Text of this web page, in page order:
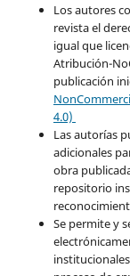
Los autores
revista el
igual que
Atribución-
publicación
4.0)
Las autorías
adicionales
obra
repositorio
Se permite y